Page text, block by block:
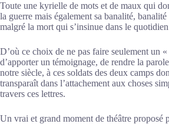
Toute une kyrielle de mots et de maux qui
la guerre mais également sa banalité,
malgré la mort qui s’insinue dans le
D’où ce choix de ne pas faire seulement un
d’apporter un témoignage, de rendre la
notre siècle, à ces soldats des deux camps
transparaît dans l’attachement aux choses
travers ces lettres.
Un vrai et grand moment de théâtre proposé